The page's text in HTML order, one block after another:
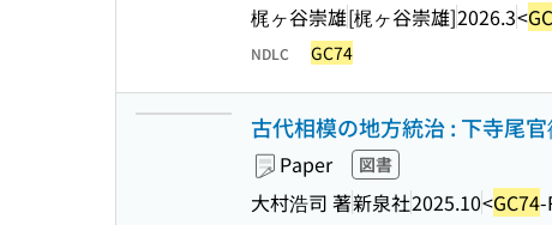
梶ヶ谷崇雄[梶ヶ谷崇雄]2026.3<
NDLC GC74
古代相模の地方統治 : 下寺尾
Paper 図書
大村浩司 著新泉社2025.10<GC74-